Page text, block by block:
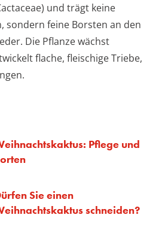
und trägt keine
sondern feine Borsten an den
Die Pflanze wächst
flache, fleischige Triebe,
Pflege und
Sie einen
schneiden?